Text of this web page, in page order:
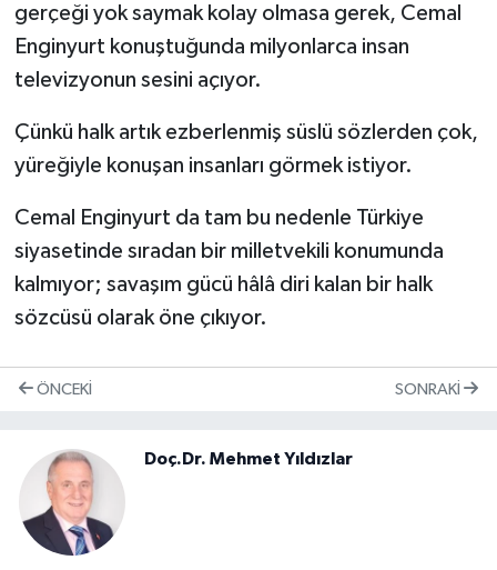
gerçeği yok saymak kolay olmasa gerek, Cemal
Enginyurt konuştuğunda milyonlarca insan
televizyonun sesini açıyor.
Çünkü halk artık ezberlenmiş süslü sözlerden çok,
yüreğiyle konuşan insanları görmek istiyor.
Cemal Enginyurt da tam bu nedenle Türkiye
siyasetinde sıradan bir milletvekili konumunda
kalmıyor; savaşım gücü hâlâ diri kalan bir halk
sözcüsü olarak öne çıkıyor.
ÖNCEKI SONRAKI
Doç.Dr. Mehmet Yıldızlar